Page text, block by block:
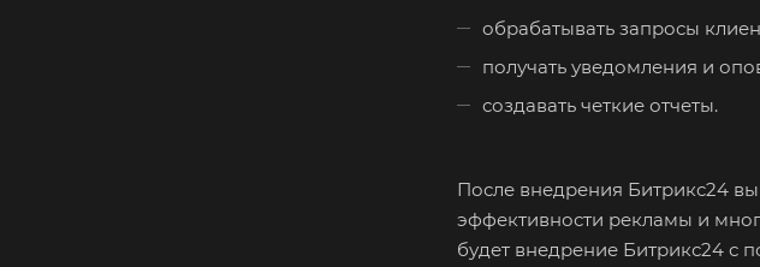
обрабатывать запросы
получать уведомления и
создавать четкие отчеты.
После внедрения Битрикс24
эффективности рекламы и
будет внедрение Битрикс24 с